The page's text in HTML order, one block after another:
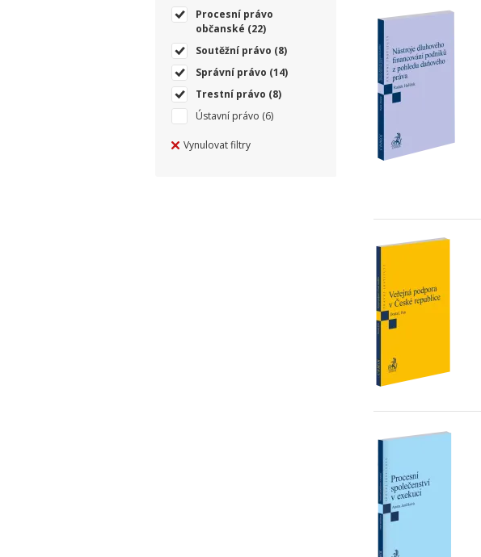
Procesní právo
občanské (22)
Soutěžní právo (8)
Správní právo (14)
Trestní právo (8)
Ústavní právo (6)
Vynulovat filtry